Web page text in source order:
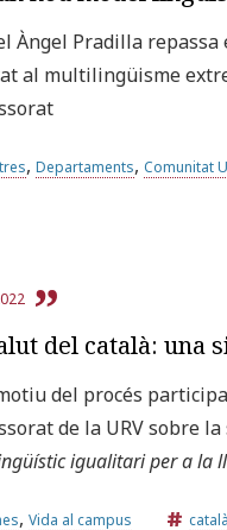
Àngel Pradilla
al multilingüisme
, Departaments, Comunitat
del català: una
del procés
de la URV sobre
igualitari per a la
, Vida al campus català